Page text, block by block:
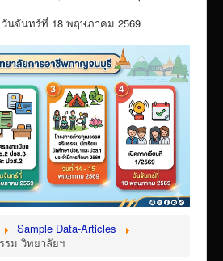
น FixitCenter
า
ถามรายละเอียด
วันจันทร์ที่ 18 พฤษภาคม 2569
Sample Data-Articles
รม วิทยาลัยฯ